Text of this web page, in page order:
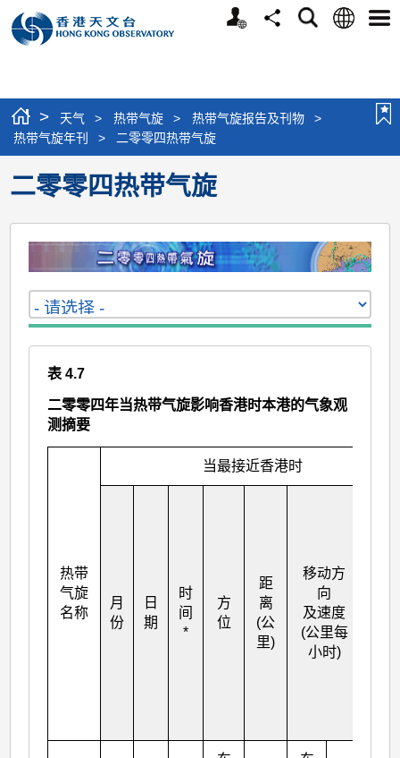
个
分
搜
语
选
> 天气 > 热带气旋 > 热带气旋报告及刊物
>
热带气旋年刊
> 二零零四热带气旋
二零零四热带气旋
表 4.7
二零零四年当热带气旋影响香港时本港的气象观
测摘要
热带
气旋
名称
当最接近香港时
月
份
日
期
时
间
*
方
位
距
离
(公
里)
移动方
向
及速度
(公里每
小时)